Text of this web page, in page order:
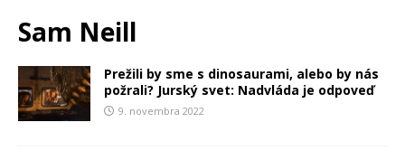
Sam Neill
Prežili by sme s dinosaurami, alebo by nás
požrali? Jurský svet: Nadvláda je odpoveď
9. novembra 2022